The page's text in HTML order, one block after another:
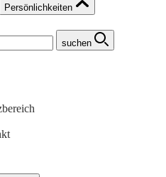
Persönlichkeiten
suchen